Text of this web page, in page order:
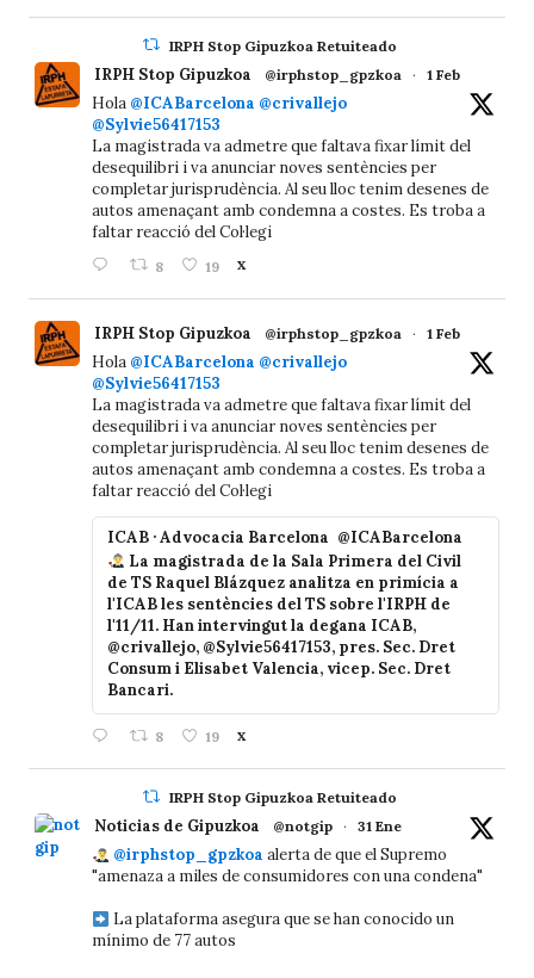
IRPH Stop Gipuzkoa Retuiteado
IRPH Stop Gipuzkoa @irphstop_gpzkoa · 1 Feb
Hola @ICABarcelona @crivallejo
@Sylvie56417153
La magistrada va admetre que faltava fixar límit del
desequilibri i va anunciar noves sentències per
completar jurisprudència. Al seu lloc tenim desenes de
autos amenaçant amb condemna a costes. Es troba a
faltar reacció del Col·legi
8 19 X
IRPH Stop Gipuzkoa @irphstop_gpzkoa · 1 Feb
Hola @ICABarcelona @crivallejo
@Sylvie56417153
La magistrada va admetre que faltava fixar límit del
desequilibri i va anunciar noves sentències per
completar jurisprudència. Al seu lloc tenim desenes de
autos amenaçant amb condemna a costes. Es troba a
faltar reacció del Col·legi
ICAB · Advocacia Barcelona @ICABarcelona
La magistrada de la Sala Primera del Civil
de TS Raquel Blázquez analitza en primícia a
l'ICAB les sentències del TS sobre l'IRPH de
l'11/11. Han intervingut la degana ICAB,
@crivallejo, @Sylvie56417153, pres. Sec. Dret
Consum i Elisabet Valencia, vicep. Sec. Dret
Bancari.
8 19 X
IRPH Stop Gipuzkoa Retuiteado
Noticias de Gipuzkoa @notgip · 31 Ene
@irphstop_gpzkoa alerta de que el Supremo
"amenaza a miles de consumidores con una condena"
La plataforma asegura que se han conocido un
mínimo de 77 autos